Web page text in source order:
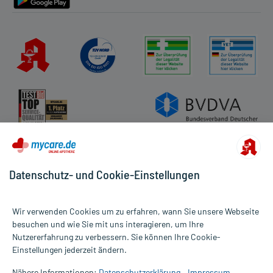
Alle Preise gelten inkl. MwSt., ggf. zzgl. Versandkosten
Informationen auf dieser Website werden ausschließlich für
Datenschutz- und Cookie-Einstellungen
Wir verwenden Cookies um zu erfahren, wann Sie unsere Webseite
besuchen und wie Sie mit uns interagieren, um Ihre
Nutzererfahrung zu verbessern. Sie können Ihre Cookie-
Einstellungen jederzeit ändern.